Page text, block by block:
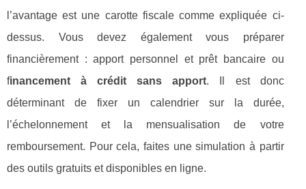
l’avantage est une carotte fiscale comme expliquée ci-
dessus. Vous devez également vous préparer
financièrement : apport personnel et prêt bancaire ou
financement à crédit sans apport. Il est donc
déterminant de fixer un calendrier sur la durée,
l’échelonnement et la mensualisation de votre
remboursement. Pour cela, faites une simulation à partir
des outils gratuits et disponibles en ligne.